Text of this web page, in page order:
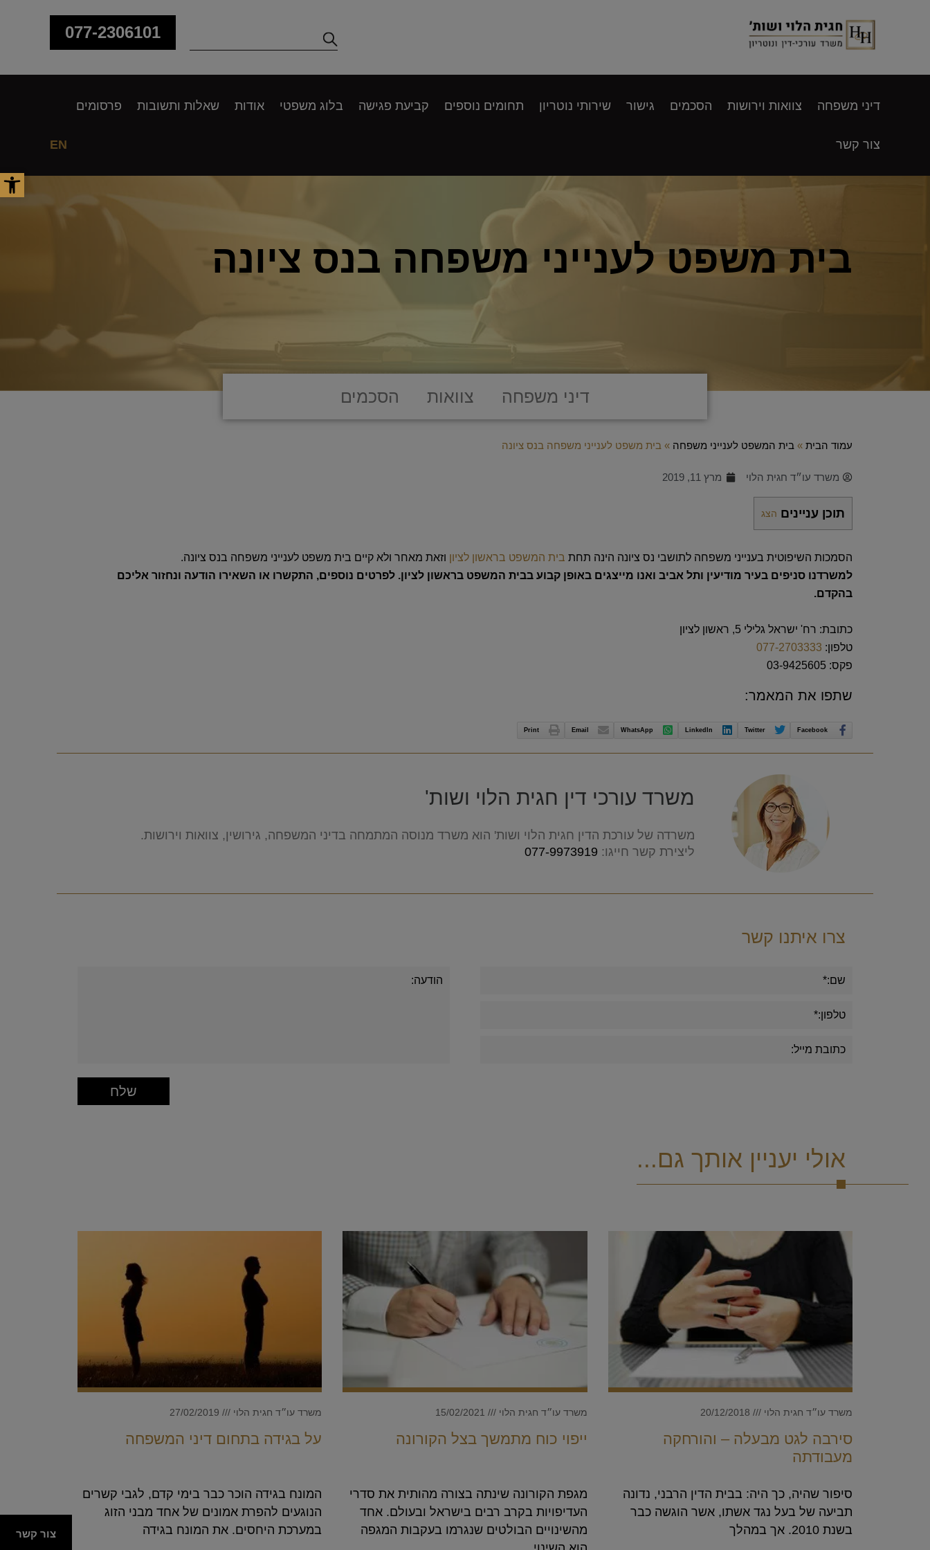
פתח
077-2306101
דיני משפחה צוואות וירושות הסכמים גישור שירותי נוטריון תחומים נוספים קביעת פגישה בלוג משפטי אודות שאלות ותשובות פרסומים
צור קשר EN
בית משפט לענייני משפחה בנס ציונה
דיני משפחה צוואות הסכמים
עמוד הבית » בית המשפט לענייני משפחה » בית משפט לענייני משפחה בנס ציונה
משרד עו״ד חגית הלוי מרץ 11, 2019
תוכן עניינים הצג
הסמכות השיפוטית בענייני משפחה לתושבי נס ציונה הינה תחת בית המשפט בראשון לציון וזאת מאחר ולא קיים בית משפט לענייני משפחה בנס ציונה.
למשרדנו סניפים בעיר מודיעין ותל אביב ואנו מייצגים באופן קבוע בבית המשפט בראשון לציון. לפרטים נוספים, התקשרו או השאירו הודעה ונחזור אליכם
בהקדם.
כתובת: רח' ישראל גלילי 5, ראשון לציון
טלפון: 077-2703333
פקס: 03-9425605
שתפו את המאמר:
Facebook
Twitter
LinkedIn
WhatsApp
Email
Print
משרד עורכי דין חגית הלוי ושות'
משרדה של עורכת הדין חגית הלוי ושות' הוא משרד מנוסה המתמחה בדיני המשפחה, גירושין, צוואות וירושות.
ליצירת קשר חייגו: 077-9973919
צרו איתנו קשר
Alternative:
אולי יעניין אותך גם...
סירבה לגט מבעלה – והורחקה
מעבודתה
משרד עו״ד חגית הלוי
סיפור שהיה, כך היה: בבית הדין הרבני, נדונה
תביעה של בעל נגד אשתו, אשר הוגשה כבר
בשנת 2010. אך במהלך
ייפוי כוח מתמשך בצל הקורונה
משרד עו״ד חגית הלוי
מגפת הקורונה שינתה בצורה מהותית את סדרי
העדיפויות בקרב רבים בישראל ובעולם. אחד
מהשינויים הבולטים שנגרמו בעקבות המגפה
על בגידה בתחום דיני המשפחה
משרד עו״ד חגית הלוי 27/02/2019
המונח בגידה הוכר כבר בימי קדם, לגבי קשרים
הנוגעים להפרת אמונים של אחד מבני הזוג
במערכת היחסים. את המונח בגידה
צור קשר